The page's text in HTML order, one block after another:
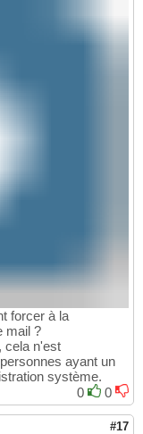
forcer à la
mail ?
cela n'est
ayant un
système.
0
0
#17